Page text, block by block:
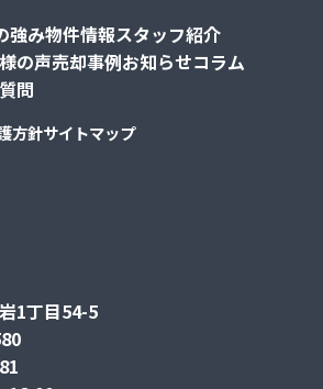
強み物件情報スタッフ紹介
の声売却事例お知らせコラム
問
方針サイトマップ
1丁目54-5